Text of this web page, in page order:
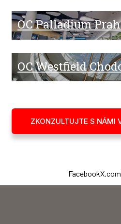
OC Palladium
OC Westfield
ZKONZULTUJTE S NÁMI
FacebookX.com